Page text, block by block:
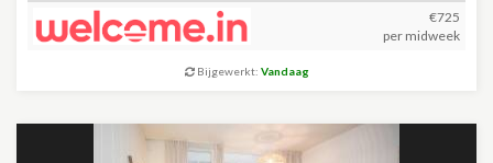
€725
per midweek
Bijgewerkt: Vandaag